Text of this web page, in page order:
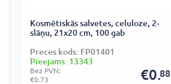
Kosmētiskās salvetes, celuloze, 2-
slāņu, 21x20 cm, 100 gab
Preces kods: FP01401
Pieejams: 13343
Bez PVN:
€0.73
€0.88